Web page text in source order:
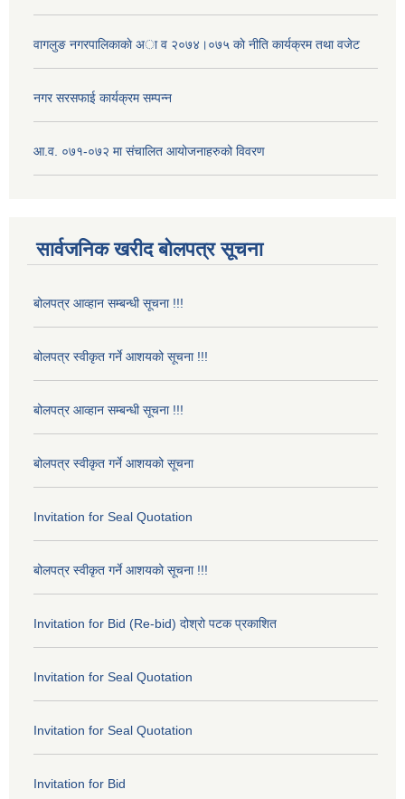
वागलुङ नगरपालिकाकाे अा‍ व २०७४।०७५ काे नीति कार्यक्रम तथा वजेट
नगर सरसफाई कार्यक्रम सम्पन्न
आ.व. ०७१-०७२ मा संचालित आयोजनाहरुको विवरण
सार्वजनिक खरीद बोलपत्र सूचना
बोलपत्र आव्हान सम्बन्धी सूचना !!!
बोलपत्र स्वीकृत गर्ने आशयको सूचना !!!
बोलपत्र आव्हान सम्बन्धी सूचना !!!
बोलपत्र स्वीकृत गर्ने आशयको सूचना
Invitation for Seal Quotation
बोलपत्र स्वीकृत गर्ने आशयको सूचना !!!
Invitation for Bid (Re-bid) दोश्रो पटक प्रकाशित
Invitation for Seal Quotation
Invitation for Seal Quotation
Invitation for Bid